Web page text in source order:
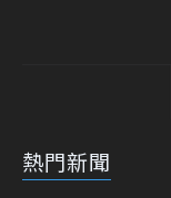
熱門新聞